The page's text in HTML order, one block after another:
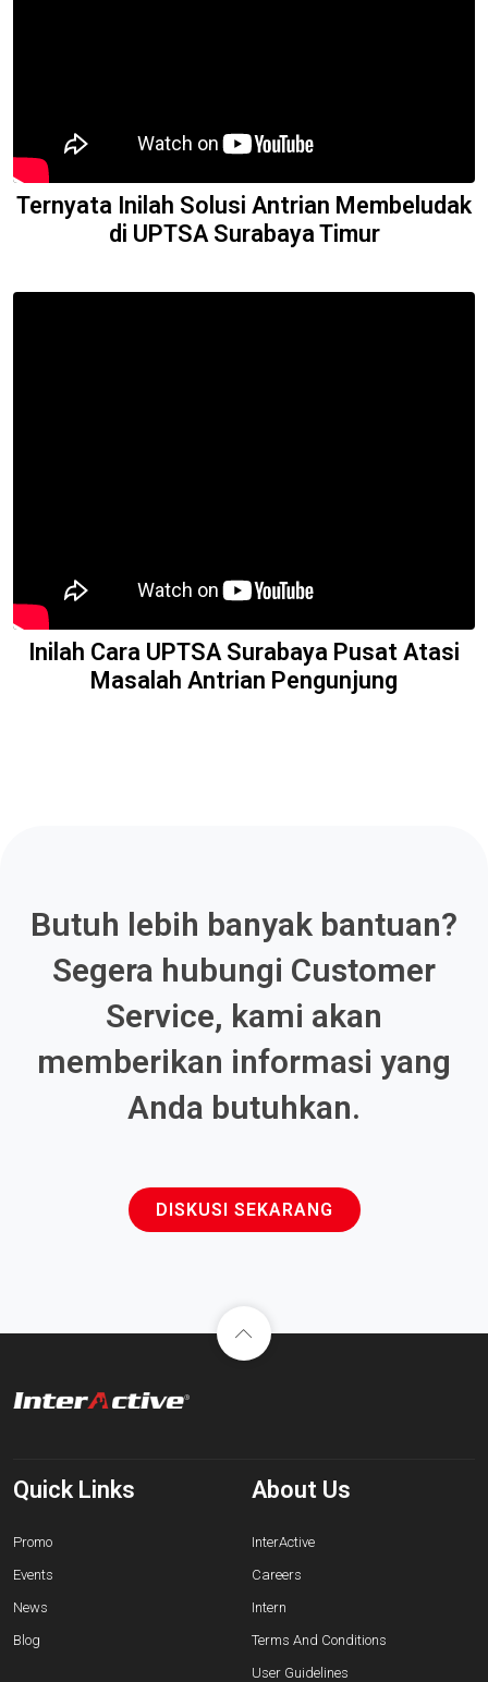
Ternyata Inilah Solusi Antrian Membeludak
di UPTSA Surabaya Timur
Inilah Cara UPTSA Surabaya Pusat Atasi
Masalah Antrian Pengunjung
Butuh lebih banyak bantuan?
Segera hubungi Customer
Service, kami akan
memberikan informasi yang
Anda butuhkan.
DISKUSI SEKARANG
Quick Links
Promo
Events
News
Blog
About Us
InterActive
Careers
Intern
Terms And Conditions
User Guidelines